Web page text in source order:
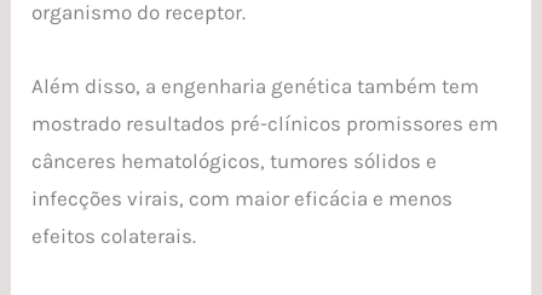
organismo do receptor.
Além disso, a engenharia genética também tem
mostrado resultados pré-clínicos promissores em
cânceres hematológicos, tumores sólidos e
infecções virais, com maior eficácia e menos
efeitos colaterais.